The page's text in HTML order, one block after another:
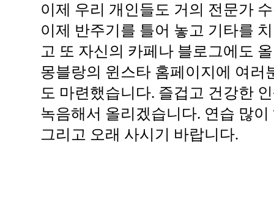
이제 우리 개인들도 거의 전문가
이제 반주기를 틀어 놓고 기타를
고 또 자신의 카페나 블로그에도
몽블랑의 윈스타 홈페이지에 여러
도 마련했습니다. 즐겁고 건강한
녹음해서 올리겠습니다. 연습 많이
그리고 오래 사시기 바랍니다.